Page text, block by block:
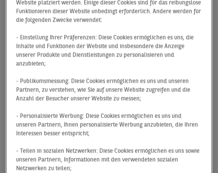
Berlinghoff, fügt hinzu:
„Wir müssen im Büro der
Zukunft Möglichkeiten
vorfinden, die wir zu Hause
vermissen: einen
Rückzugsort für ungestörtes
Arbeiten, eine Kreativ-Area
oder einen
Gemeinschaftsbereich, der
mit Abstand lockere
Website platziert werden. Einige dieser Cookies sind für das reibungslose
Funktionieren dieser Website unbedingt erforderlich. Andere werden für
die folgenden Zwecke verwendet:
- Einstellung Ihrer Präferenzen: Diese Cookies ermöglichen es uns, die
Inhalte und Funktionen der Website und insbesondere die Anzeige
unserer Produkte und Dienstleistungen zu personalisieren und
anzubieten;
- Publikumsmessung: Diese Cookies ermöglichen es uns und unseren
Partnern, zu verstehen, wie Sie auf unsere Website zugreifen und die
Anzahl der Besucher unserer Website zu messen;
- Personalisierte Werbung: Diese Cookies ermöglichen es uns und
unseren Partnern, Ihnen personalisierte Werbung anzubieten, die Ihren
Interessen besser entspricht;
- Teilen in sozialen Netzwerken: Diese Cookies ermöglichen es uns sowie
unseren Partnern, Informationen mit den verwendeten sozialen
Netzwerken zu teilen;